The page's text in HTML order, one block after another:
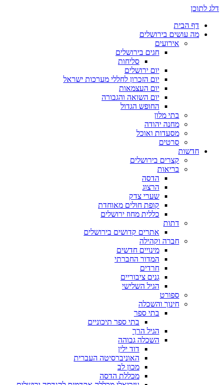
דלג לתוכן
דף הבית
מה עושים בירושלים
אירועים
חגים בירושלים
סליחות
יום ירושלים
יום הזכרון לחללי מערכות ישראל
יום העצמאות
יום השואה והגבורה
החופש הגדול
בתי מלון
מחנה יהודה
מסעדות ואוכל
סרטים
חדשות
קצרים בירושלים
בריאות
הדסה
הרצוג
שערי צדק
קופת חולים מאוחדת
כללית מחוז ירושלים
דתות
אתרים קדושים בירושלים
חברה וקהילה
מינויים חדשים
המדור החברתי
חרדים
גנים ציבוריים
הגיל השלישי
ספורט
חינוך והשכלה
בתי ספר
בתי ספר תיכוניים
הגיל הרך
השכלה גבוהה
דוד ילין
האוניברסיטה העברית
מכון לב
מכללת הדסה